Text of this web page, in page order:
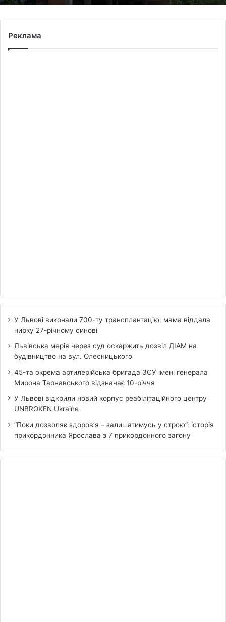
Реклама
У Львові виконали 700-ту трансплантацію: мама віддала
нирку 27-річному синові
Львівська мерія через суд оскаржить дозвіл ДІАМ на
будівництво на вул. Олесницького
45-та окрема артилерійська бригада ЗСУ імені генерала
Мирона Тарнавського відзначає 10-річчя
У Львові відкрили новий корпус реабілітаційного центру
UNBROKEN Ukraine
“Поки дозволяє здоров’я – залишатимусь у строю”: історія
прикордонника Ярослава з 7 прикордонного загону